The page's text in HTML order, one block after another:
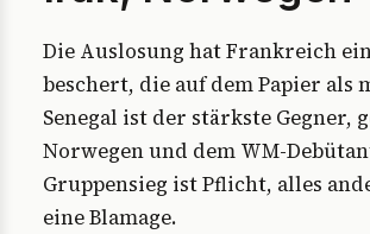
Die Auslosung hat Frankreich
beschert, die auf dem Papier als
Senegal ist der stärkste Gegner,
Norwegen und dem WM-
Gruppensieg ist Pflicht, alles
eine Blamage.